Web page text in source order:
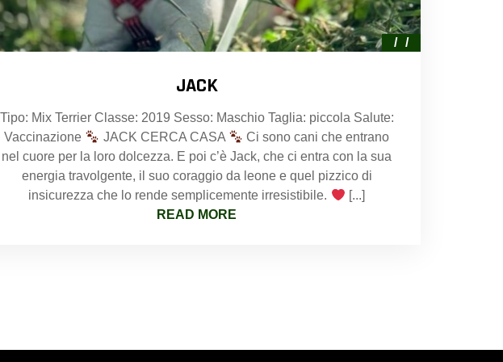
JACK
Tipo: Mix Terrier Classe: 2019 Sesso: Maschio Taglia: piccola Salute:
Vaccinazione
JACK CERCA CASA
Ci sono cani che entrano
nel cuore per la loro dolcezza. E poi c’è Jack, che ci entra con la sua
energia travolgente, il suo coraggio da leone e quel pizzico di
insicurezza che lo rende semplicemente irresistibile.
[...]
READ MORE